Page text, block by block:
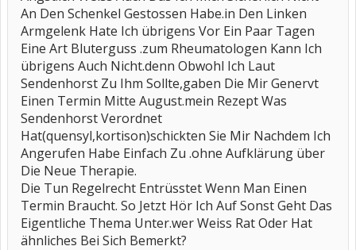
An Den Schenkel Gestossen Habe.in Den Linken
Armgelenk Hate Ich übrigens Vor Ein Paar Tagen
Eine Art Bluterguss .zum Rheumatologen Kann Ich
übrigens Auch Nicht.denn Obwohl Ich Laut
Sendenhorst Zu Ihm Sollte,gaben Die Mir Genervt
Einen Termin Mitte August.mein Rezept Was
Sendenhorst Verordnet
Hat(quensyl,kortison)schickten Sie Mir Nachdem Ich
Angerufen Habe Einfach Zu .ohne Aufklärung über
Die Neue Therapie.
Die Tun Regelrecht Entrüsstet Wenn Man Einen
Termin Braucht. So Jetzt Hör Ich Auf Sonst Geht Das
Eigentliche Thema Unter.wer Weiss Rat Oder Hat
ähnliches Bei Sich Bemerkt?